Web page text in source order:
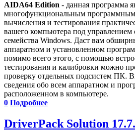
AIDA64 Edition - данная программа
многофункциональным программным
вычисления и тестирования
вашего компьютера под
семейства Windows. Даст вам
аппаратном и установленном
помимо всего этого, с помощью
тестирования и калибровки можно
проверку отдельных подсистем ПК.
сведения обо всем аппаратном и
расположенном в компьютере.
0 Подробнее
DriverPack Solution